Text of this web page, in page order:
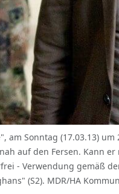
am Sonntag (17.03.13)
auf den Fersen. Kann
- Verwendung gemäß
(S2). MDR/HA